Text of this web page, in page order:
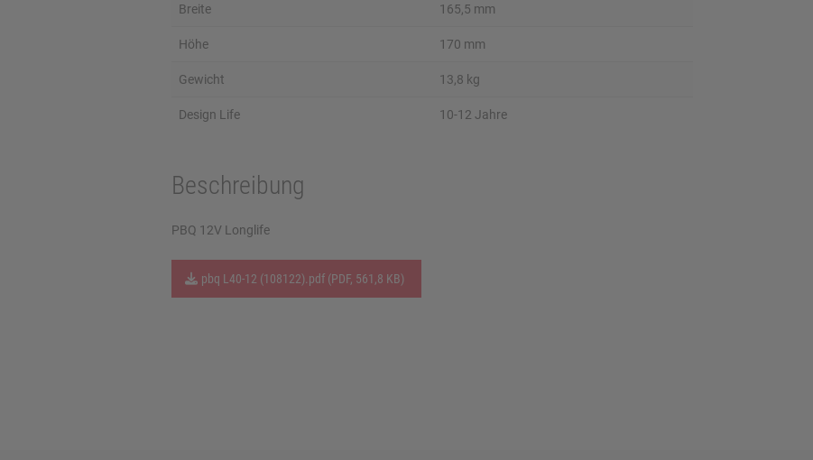
Breite 165,5 mm
Höhe 170 mm
Gewicht 13,8 kg
Design Life 10-12 Jahre
Beschreibung
PBQ 12V Longlife
pbq L40-12 (108122).pdf (PDF, 561,8 KB)